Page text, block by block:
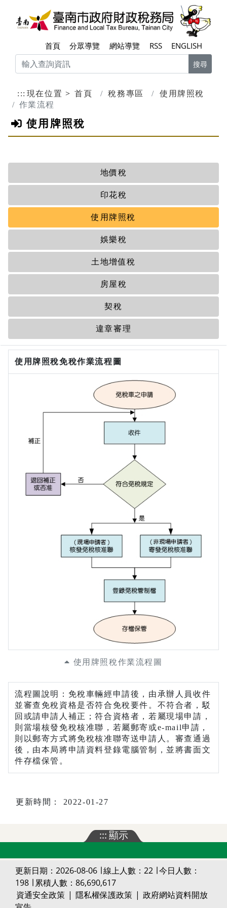
跳到主要內容區塊
首頁 分眾導覽 網站導覽 RSS ENGLISH
搜尋
::: 現在位置 首頁 稅務專區
使用牌照稅
作業流程
使用牌照稅
地價稅
印花稅
使用牌照稅
娛樂稅
土地增值稅
房屋稅
契稅
違章審理
使用牌照稅作業流程圖
使用牌照稅免稅作業流程圖
流程圖說明：免稅車輛經申請後，由承辦人員收件
並審查免稅資格是否符合免稅要件。不符合者，駁
回或請申請人補正；符合資格者，若屬現場申請，
則當場核發免稅核准聯，若屬郵寄或e-mail申請，
則以郵寄方式將免稅核准聯寄送申請人。審查通過
後，由本局將申請資料登錄電腦管制，並將書面文
件存檔保管。
更新時間： 2022-01-27
:::顯示
更新日期：2026-08-06 ∣ 線上人數：22 ∣ 今日人數：
198 ∣ 累積人數：86,690,617
資通安全政策 | 隱私權保護政策 | 政府網站資料開放